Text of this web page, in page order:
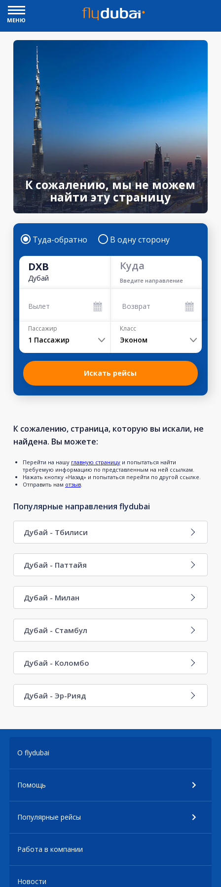
МЕНЮ
К сожалению, мы не можем
найти эту страницу
Туда-обратно В одну сторону
DXB
Дубай
Куда
Введите направление
Вылет Возврат
Пассажир
1 Пассажир
Класс
Эконом
Искать рейсы
К сожалению, страница, которую вы искали, не
найдена. Вы можете:
Перейти на нашу главную страницуи попытаться найти
требуемую информацию по представленным на ней ссылкам.
Нажать кнопку «Назад» и попытаться перейти по другой ссылке.
Отправить нам отзыв.
Популярные направления flydubai
Дубай - Тбилиси
Дубай - Паттайя
Дубай - Милан
Дубай - Стамбул
Дубай - Коломбо
Дубай - Эр-Рияд
О flydubai
Помощь
Популярные рейсы
Работа в компании
Новости